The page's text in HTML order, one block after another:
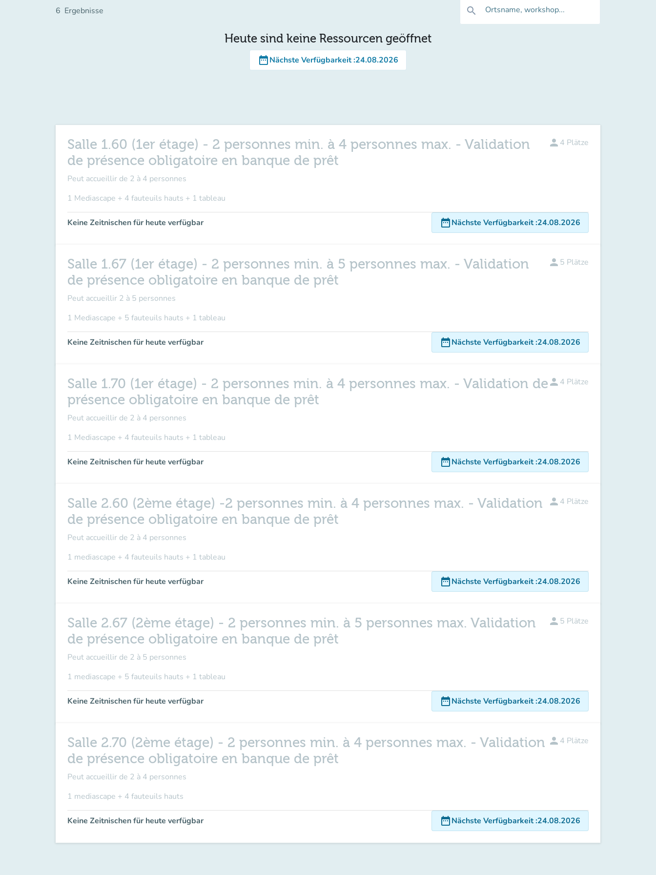
6 Ergebnisse search Ortsname, workshop...
Heute sind keine Ressourcen geöffnet
date_rangeNächste Verfügbarkeit:24.08.2026
Salle 1.60 (1er étage) - 2 personnes min. à 4 personnes max. - Validation
de présence obligatoire en banque de prêt
Peut accueillir de 2 à 4 personnes
1 Mediascape + 4 fauteuils hauts + 1 tableau
person 4 Plätze
Keine Zeitnischen für heute verfügbar date_rangeNächste Verfügbarkeit:24.08.2026
Salle 1.67 (1er étage) - 2 personnes min. à 5 personnes max. - Validation
de présence obligatoire en banque de prêt
Peut accueillir 2 à 5 personnes
1 Mediascape + 5 fauteuils hauts + 1 tableau
person 5 Plätze
Keine Zeitnischen für heute verfügbar date_rangeNächste Verfügbarkeit:24.08.2026
Salle 1.70 (1er étage) - 2 personnes min. à 4 personnes max. - Validation de
présence obligatoire en banque de prêt
Peut accueillir de 2 à 4 personnes
1 Mediascape + 4 fauteuils hauts + 1 tableau
person 4 Plätze
Keine Zeitnischen für heute verfügbar date_rangeNächste Verfügbarkeit:24.08.2026
Salle 2.60 (2ème étage) -2 personnes min. à 4 personnes max. - Validation
de présence obligatoire en banque de prêt
Peut accueillir de 2 à 4 personnes
1 mediascape + 4 fauteuils hauts + 1 tableau
person 4 Plätze
Keine Zeitnischen für heute verfügbar date_rangeNächste Verfügbarkeit:24.08.2026
Salle 2.67 (2ème étage) - 2 personnes min. à 5 personnes max. Validation
de présence obligatoire en banque de prêt
Peut accueillir de 2 à 5 personnes
1 mediascape + 5 fauteuils hauts + 1 tableau
person 5 Plätze
Keine Zeitnischen für heute verfügbar date_rangeNächste Verfügbarkeit:24.08.2026
Salle 2.70 (2ème étage) - 2 personnes min. à 4 personnes max. - Validation
de présence obligatoire en banque de prêt
Peut accueillir de 2 à 4 personnes
1 mediascape + 4 fauteuils hauts
person 4 Plätze
Keine Zeitnischen für heute verfügbar date_rangeNächste Verfügbarkeit:24.08.2026